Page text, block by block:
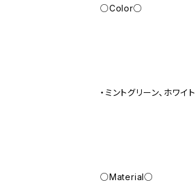
○Color○
・ミントグリーン、ホワイト
○Material○